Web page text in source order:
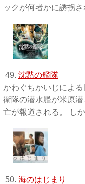
ックが何者かに誘拐
49. 沈黙の艦隊
かわぐちかいじによ
衛隊の潜水艦が米原
亡が報道される。 し
50. 海のはじまり